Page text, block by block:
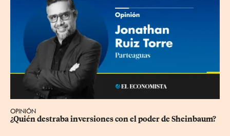
OPINIÓN
¿Quién destraba inversiones con el poder de Sheinbaum?